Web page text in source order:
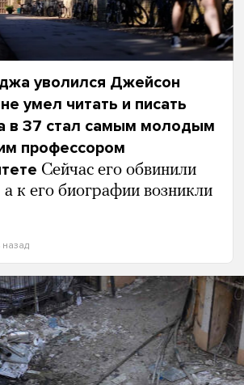
уволился Джейсон
умел читать и писать
в 37 стал самым молодым
профессором
Сейчас его обвинили
а к его биографии возникли
назад